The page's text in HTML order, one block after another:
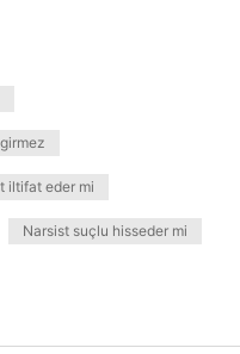
iltifat eder mi
Narsist suçlu hisseder mi